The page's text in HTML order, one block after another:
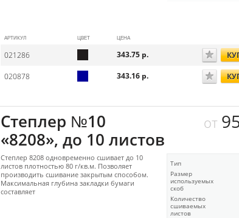
АРТИКУЛ ЦВЕТ ЦЕНА
021286 343.75 р.
020878 343.16 р.
Степлер №10
«8208», до 10 листов
от
Степлер 8208 одновременно сшивает до 10
листов плотностью 80 г/кв.м. Позволяет
производить сшивание закрытым способом.
Максимальная глубина закладки бумаги
составляет
Тип
Размер
используемых
скоб
Количество
сшиваемых
листов